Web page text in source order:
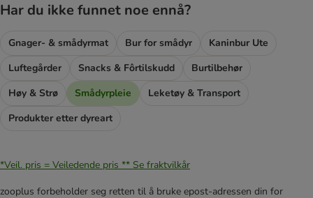
Har du ikke funnet noe ennå?
Gnager- & smådyrmat Bur for smådyr
Kaninbur Ute
Luftegårder
Snacks & Fôrtilskudd
Burtilbehør
Høy & Strø
Smådyrpleie
Leketøy & Transport
Produkter etter dyreart
*Veil. pris = Veiledende pris ** Se fraktvilkår
zooplus forbeholder seg retten til å bruke epost-adressen din for